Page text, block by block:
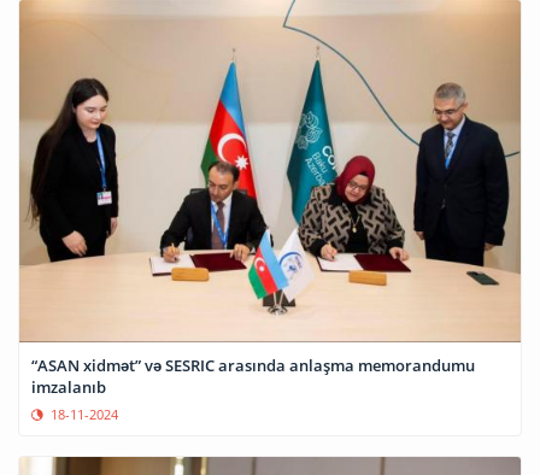
“ASAN xidmət” və SESRIC arasında anlaşma memorandumu
imzalanıb
18-11-2024